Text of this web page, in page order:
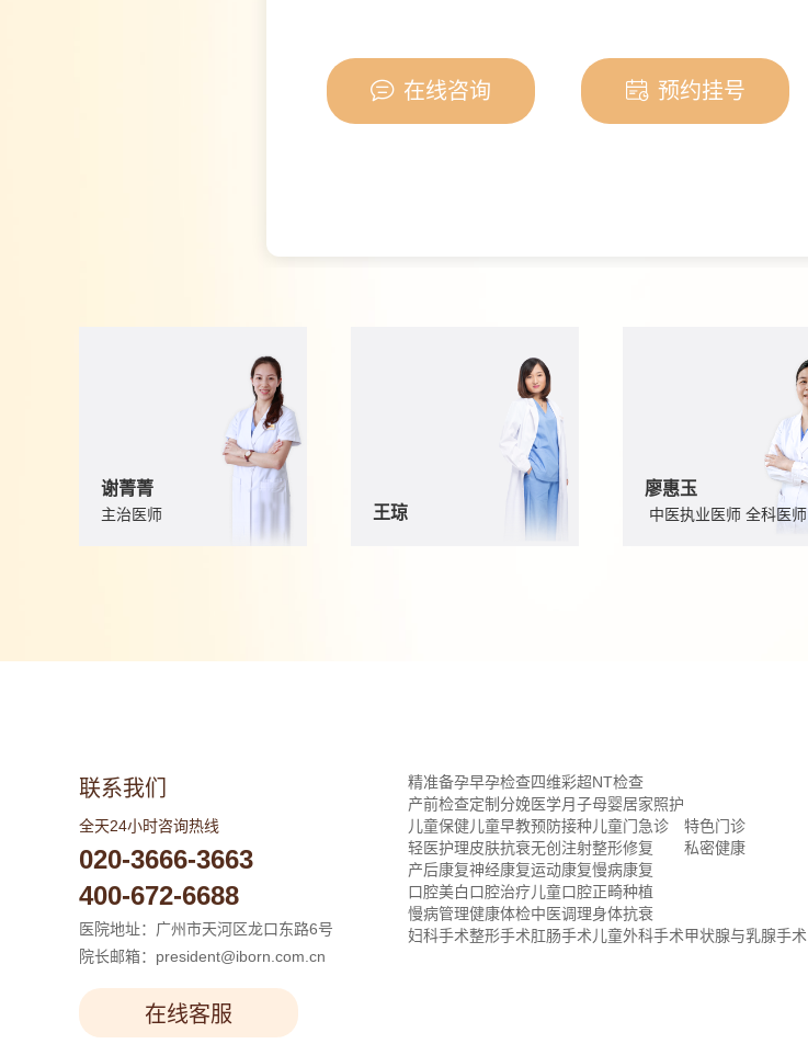
 在线咨询  预约挂号
谢菁菁
主治医师 王琼
廖惠玉
中医执业医师 全科医师
联系我们
全天24小时咨询热线
020-3666-3663
400-672-6688
医院地址：广州市天河区龙口东路6号
院长邮箱：president@iborn.com.cn
在线客服
精准备孕
产前检查
儿童保健
轻医护理
产后康复
口腔美白
慢病管理
妇科手术
早孕检查
定制分娩
儿童早教
皮肤抗衰
神经康复
口腔治疗
健康体检
整形手术
四维彩超
医学月子
预防接种
无创注射
运动康复
儿童口腔
中医调理
肛肠手术
NT检查
母婴居家照护
儿童门急诊
整形修复
慢病康复
正畸种植
身体抗衰
儿童外科手术
特色门诊
私密健康
甲状腺与乳腺手术